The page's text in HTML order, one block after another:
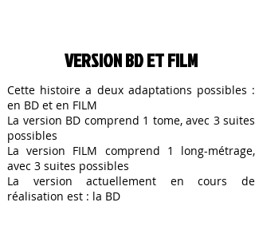
VERSION BD ET FILM
Cette histoire a deux adaptations possibles :
en BD et en FILM
La version BD comprend 1 tome, avec 3 suites
possibles
La version FILM comprend 1 long-métrage,
avec 3 suites possibles
La version actuellement en cours de
réalisation est : la BD